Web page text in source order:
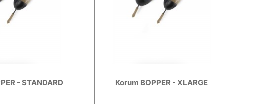
- STANDARD Korum BOPPER - XLARGE